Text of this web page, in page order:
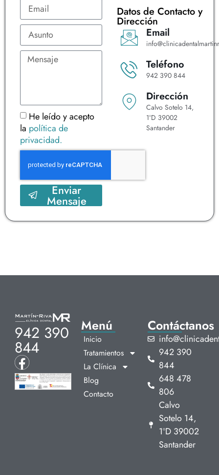
He leído y acepto
la política de
privacidad.
Enviar
Mensaje
Datos de Contacto y
Dirección
Email
Teléfono
942 390 844
Dirección
Calvo Sotelo 14,
1ºD 39002
Santander
942 390
844
Menú
Inicio
Tratamientos
La Clínica
Blog
Contacto
Contáctanos
942 390
844
648 478
806
Calvo
Sotelo 14,
1ºD 39002
Santander